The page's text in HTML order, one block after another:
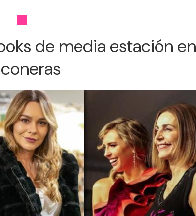
de media estación en